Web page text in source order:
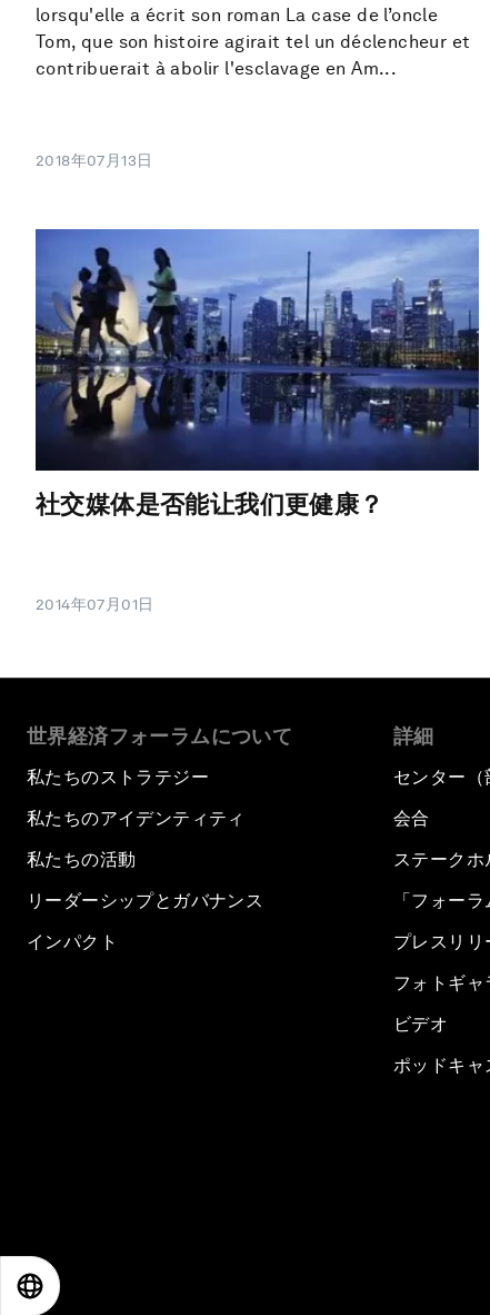
lorsqu'elle a écrit son roman La case de l’oncle
Tom, que son histoire agirait tel un déclencheur et
contribuerait à abolir l'esclavage en Am...
2018年07月13日
社交媒体是否能让我们更健康？
2014年07月01日
世界経済フォーラムについて
私たちのストラテジー
私たちのアイデンティティ
私たちの活動
リーダーシップとガバナンス
インパクト
詳細
センター（
会合
ステークホ
「フォー
プレスリリ
フォトギャ
ビデオ
ポッドキャ